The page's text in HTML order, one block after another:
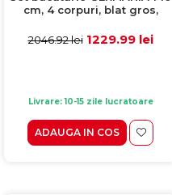
cm, 4 corpuri, blat gros,
2046.92 lei 1229.99 lei
Livrare: 10-15 zile lucratoare
ADAUGA IN COS